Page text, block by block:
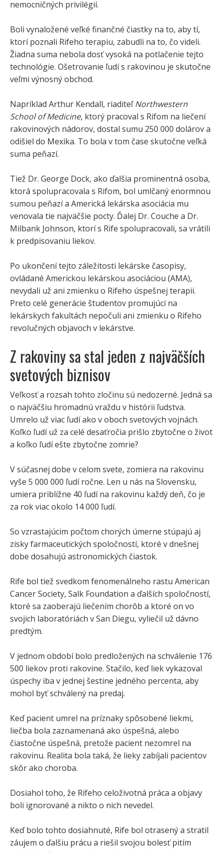
nemocničných privilégií.
Boli vynaložené veľké finančné čiastky na to, aby tí,
ktorí poznali Rifeho terapiu, zabudli na to, čo videli.
Žiadna suma nebola dosť vysoká na potlačenie tejto
technológie. Ošetrovanie ľudí s rakovinou je skutočne
veľmi výnosný obchod.
Napríklad Arthur Kendall, riaditeľNorthwestern
School of Medicine, ktorý pracoval s Rifom na liečení
rakovinových nádorov, dostal sumu 250 000 dolárov a
odišiel do Mexika. To bola v tom čase skutočne veľká
suma peňazí.
Tiež Dr. George Dock, ako ďalšia prominentná osoba,
ktorá spolupracovala s Rifom, bol umlčaný enormnou
sumou peňazí a Americká lekárska asociácia mu
venovala tie najväčšie pocty. Ďalej Dr. Couche a Dr.
Milbank Johnson, ktorí s Rife spolupracovali, sa vrátili
k predpisovaniu liekov.
Po ukončení tejto záležitosti lekárske časopisy,
ovládané Americkou lekárskou asociáciou (AMA),
nevydali už ani zmienku o Rifeho úspešnej terapii.
Preto celé generácie študentov promujúcí na
lekárskych fakultách nepočuli ani zmienku o Rifeho
revolučných objavoch v lekárstve.
Z rakoviny sa stal jeden z najväčších
svetových biznisov
Veľkosť a rozsah tohto zločinu sú nedozerné. Jedná sa
o najväčšiu hromadnú vraždu v histórii ľudstva.
Umrelo už viac ľudí ako v oboch svetových vojnách.
Koľko ľudí už za celé desaťročia prišlo zbytočne o život
a koľko ľudí ešte zbytočne zomrie?
V súčasnej dobe v celom svete, zomiera na rakovinu
vyše 5 000 000 ľudí ročne. Len u nás na Slovensku,
umiera približne 40 ľudí na rakovinu každý deň, čo je
za rok viac okolo 14 000 ľudí.
So vzrastajúcim počtom chorých úmerne stúpajú aj
zisky farmaceutických spoločností, ktoré v dnešnej
dobe dosahujú astronomických čiastok.
Rife bol tiež svedkom fenomenálneho rastu American
Cancer Society, Salk Foundation a ďalších spoločností,
ktoré sa zaoberajú liečením chorôb a ktoré on vo
svojich laboratóriách v San Diegu, vyliečil už dávno
predtým.
V jednom období bolo predložených na schválenie 176
500 liekov proti rakovine. Stačilo, keď liek vykazoval
úspechy iba v jednej šestine jedného percenta, aby
mohol byť schválený na predaj.
Keď pacient umrel na príznaky spôsobené liekmi,
liečba bola zaznamenaná ako úspešná, alebo
čiastočne úspešná, pretože pacient nezomrel na
rakovinu. Realita bola taká, že lieky zabíjali pacientov
skôr ako choroba.
Dosiahol toho, že Rifeho celoživotná práca a objavy
boli ignorované a nikto o nich nevedel.
Keď bolo tohto dosiahnuté, Rife bol otrasený a stratil
záujem o ďalšiu prácu a riešil svojou bolesť pitím